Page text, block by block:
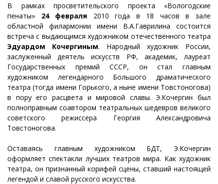
В рамках просветительского проекта «Вологодские
пенаты» 24 февраля 2010 года в 18 часов в зале
областной филармонии имени В.А.Гаврилина состоится
встреча с выдающимся художником отечественного театра
Эдуардом Кочергиным. Народный художник России,
заслуженный деятель искусств РФ, академик, лауреат
Государственных премий СССР, он стал главным
художником легендарного Большого драматического
театра (тогда имени Горького, а ныне имени Товстоногова)
в пору его расцвета и мировой славы. Э.Кочергин был
полноправным соавтором театральных шедевров великого
советского режиссера Георгия Александровича
Товстоногова.
Оставаясь главным художником БДТ, Э.Кочергин
оформляет спектакли лучших театров мира. Как художник
театра, он признанный корифей сцены, ставший настоящей
легендой и славой русского искусства.